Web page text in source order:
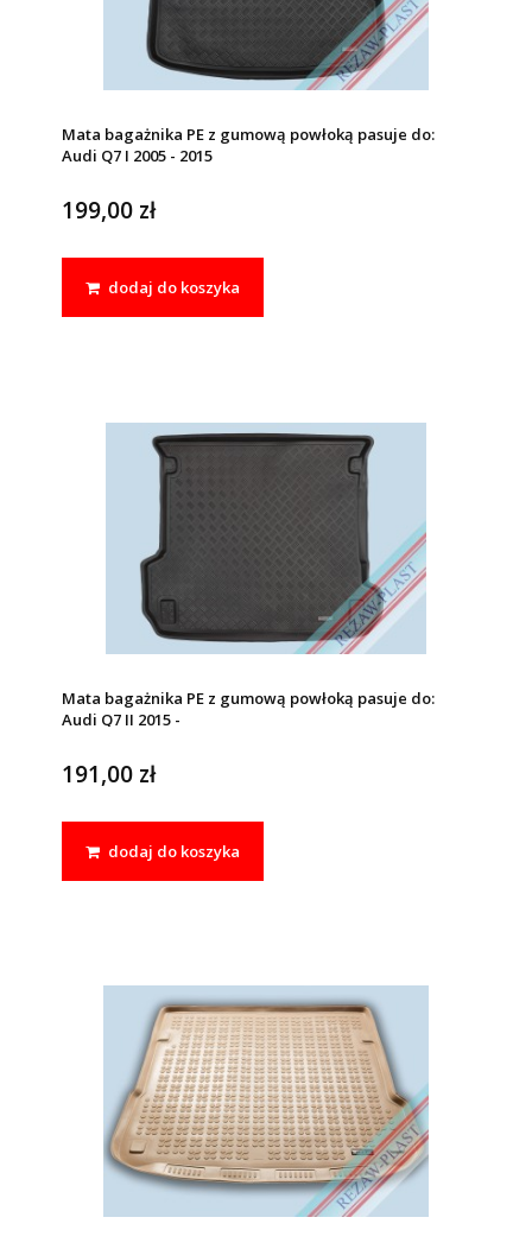
Mata bagażnika PE z gumową powłoką pasuje do:
Audi Q7 I 2005 - 2015
199,00 zł
dodaj do koszyka
Mata bagażnika PE z gumową powłoką pasuje do:
Audi Q7 II 2015 -
191,00 zł
dodaj do koszyka